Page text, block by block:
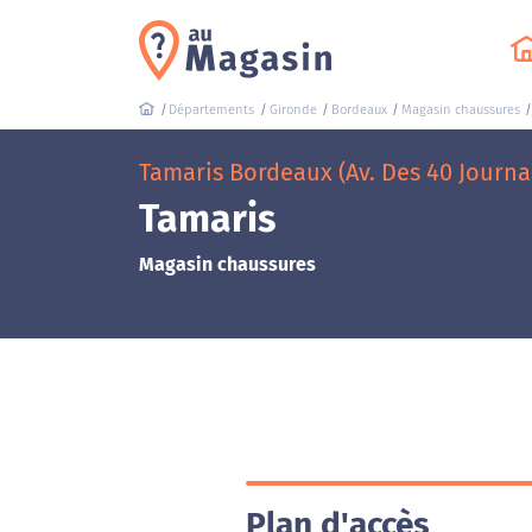
Départements Gironde Bordeaux Magasin chaussures
Tamaris Bordeaux (Av. Des 40
Tamaris
Magasin chaussures